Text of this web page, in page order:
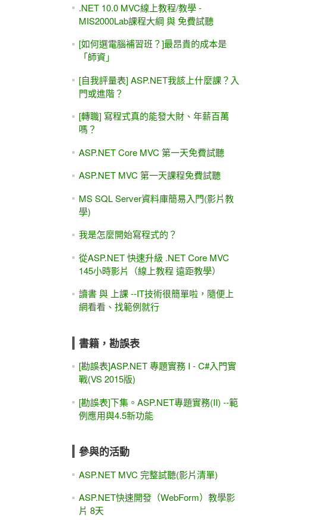
.NET 10.0 MVC線上教程/教學 -
MIS2000Lab課程大綱 與 免費試聽
[如何選電腦補習班？]最昂貴的成本是
「師資」
[自我評量表] ASP.NET我該上什麼課？入
門或進階？
[轉職] 寫程式真的能發大財、年薪百萬
嗎？
ASP.NET Core MVC 第一天免費試聽
ASP.NET MVC 第一天課程免費試聽
MS SQL Server資料庫簡易入門(影片教
學)
我是怎麼開始寫程式的？
從ASP.NET 快速升級 .NET Core MVC
145小時影片（線上教程 遠距教學）
讀書 與 上課 --IT技術很簡單啦，隨便上
網看看、找範例就行
書籍，勘誤表
[勘誤表]ASP.NET 專題實務 I - C#入門實
戰(VS 2015版)
[勘誤表]下集。ASP.NET專題實務(II) --範
例應用與4.5新功能
參與的活動
ASP.NET MVC 完整試聽(影片清單)
ASP.NET快速開發（WebForm）教學影
片 8天